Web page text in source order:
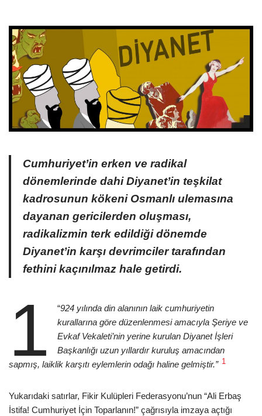
Cumhuriyet’in erken ve radikal
dönemlerinde dahi Diyanet’in teşkilat
kadrosunun kökeni Osmanlı ulemasına
dayanan gericilerden oluşması,
radikalizmin terk edildiği dönemde
Diyanet’in karşı devrimciler tarafından
fethini kaçınılmaz hale getirdi.
“
1
924 yılında din alanının laik cumhuriyetin
kurallarına göre düzenlenmesi amacıyla Şeriye ve
Evkaf Vekaleti’nin yerine kurulan Diyanet İşleri
Başkanlığı uzun yıllardır kuruluş amacından
sapmış, laiklik karşıtı eylemlerin odağı haline gelmiştir.” 1
Yukarıdaki satırlar, Fikir Kulüpleri Federasyonu’nun “Ali Erbaş
İstifa! Cumhuriyet İçin Toparlanın!” çağrısıyla imzaya açtığı